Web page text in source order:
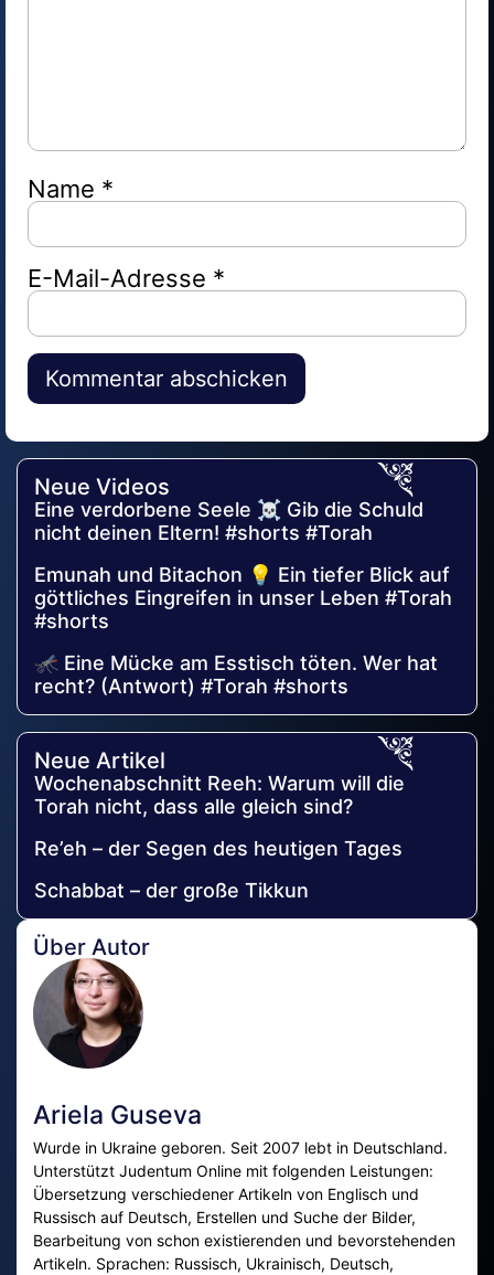
Name *
E-Mail-Adresse *
Alternative:
Neue Videos
Eine verdorbene Seele ☠️ Gib die Schuld
nicht deinen Eltern! #shorts #Torah
Emunah und Bitachon 💡 Ein tiefer Blick auf
göttliches Eingreifen in unser Leben #Torah
#shorts
🦟 Eine Mücke am Esstisch töten. Wer hat
recht? (Antwort) #Torah #shorts
Neue Artikel
Wochenabschnitt Reeh: Warum will die
Torah nicht, dass alle gleich sind?
Re’eh – der Segen des heutigen Tages
Schabbat – der große Tikkun
Über Autor
Ariela Guseva
Wurde in Ukraine geboren. Seit 2007 lebt in Deutschland.
Unterstützt Judentum Online mit folgenden Leistungen:
Übersetzung verschiedener Artikeln von Englisch und
Russisch auf Deutsch, Erstellen und Suche der Bilder,
Bearbeitung von schon existierenden und bevorstehenden
Artikeln. Sprachen: Russisch, Ukrainisch, Deutsch,